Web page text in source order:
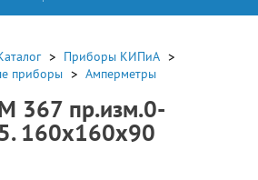
Приборы КИПиА
приборы
Амперметры
367 пр.изм.0-
160х160х90